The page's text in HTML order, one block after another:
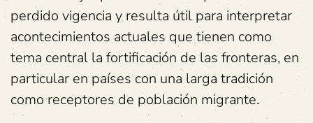
perdido vigencia y resulta útil para interpretar
acontecimientos actuales que tienen como
tema central la fortificación de las fronteras, en
particular en países con una larga tradición
como receptores de población migrante.